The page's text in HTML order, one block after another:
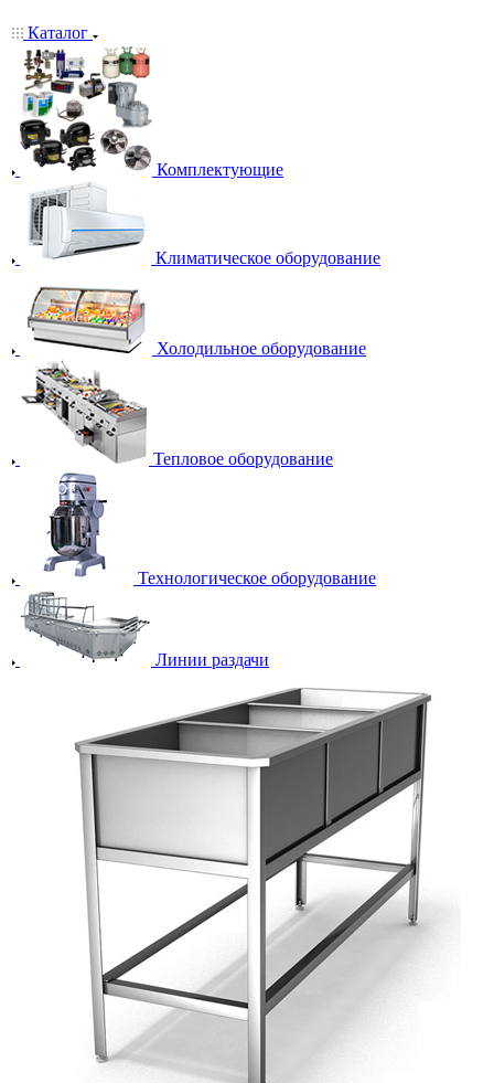
Каталог
Комплектующие
Климатическое оборудование
Холодильное оборудование
Тепловое оборудование
Технологическое оборудование
Линии раздачи